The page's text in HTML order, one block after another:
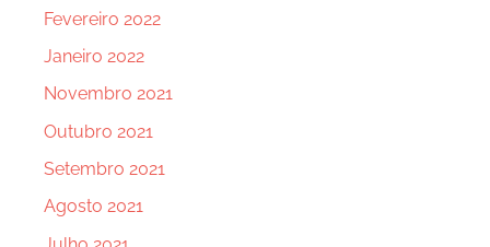
Fevereiro 2022
Janeiro 2022
Novembro 2021
Outubro 2021
Setembro 2021
Agosto 2021